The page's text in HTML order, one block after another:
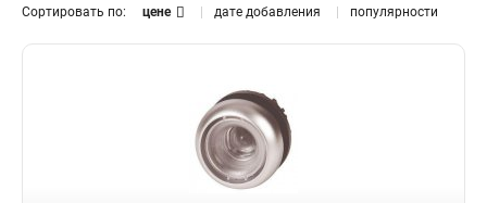
Сортировать по: цене дате добавления популярности